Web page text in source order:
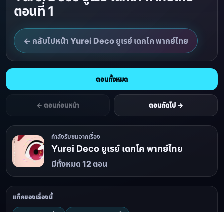
ตอนที่ 1
← กลับไปหน้า Yurei Deco ยูเรย์ เดกโค พากย์ไทย
← ตอนก่อนหน้า
ตอนทั้งหมด
ตอนถัดไป →
กำลังรับชมจากเรื่อง
Yurei Deco ยูเรย์ เดกโค พากย์ไทย
มีทั้งหมด 12 ตอน
แท็กของเรื่องนี้